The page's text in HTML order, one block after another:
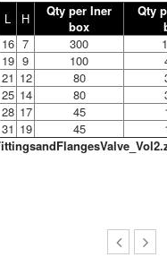
L H
Qty per Iner
box
Qty
16 7 300
19 9 100
21 12 80
25 14 80
28 17 45
31 19 45